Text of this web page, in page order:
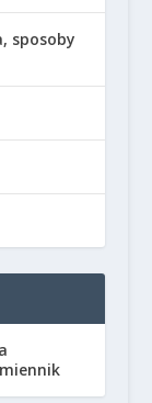
sposoby